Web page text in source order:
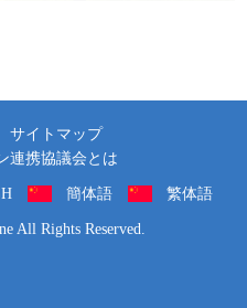
サイトマップ
連携協議会とは
簡体語 繁体語
All Rights Reserved.